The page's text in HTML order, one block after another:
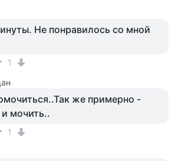
Не понравилось со мной
1
же примерно -
мочить..
1